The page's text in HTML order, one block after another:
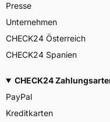
Presse
Unternehmen
CHECK24 Österreich
CHECK24 Spanien
CHECK24
PayPal
Kreditkarten